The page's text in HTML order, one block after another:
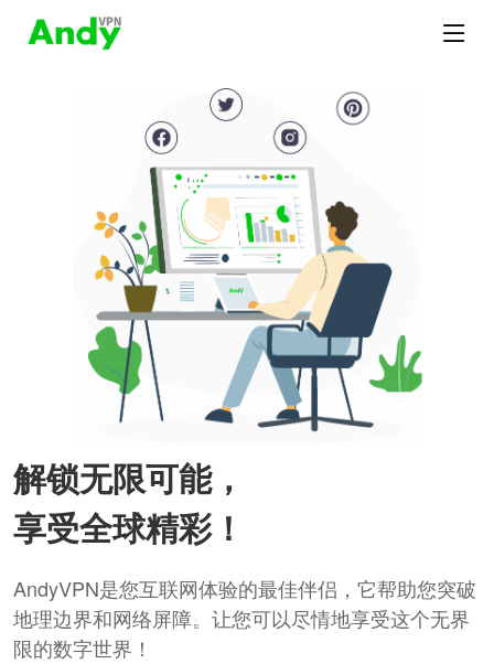
解锁无限可能，
享受全球精彩！
AndyVPN是您互联网体验的最佳伴侣，它帮助您突破
地理边界和网络屏障。让您可以尽情地享受这个无界
限的数字世界！